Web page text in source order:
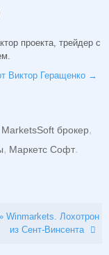
проекта, трейдер с
Виктор Геращенко →
MarketsSoft брокер,
, Маркетс Софт.
Winmarkets. Лохотрон
из Сент-Винсента